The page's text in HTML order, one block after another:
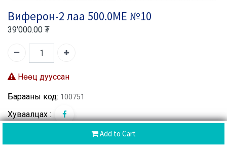
Add to Cart
Виферон-2 лаа 500.0МЕ №10
39'000.00 ₮
Нөөц дууссан
Барааны код: 100751
Хуваалцах :